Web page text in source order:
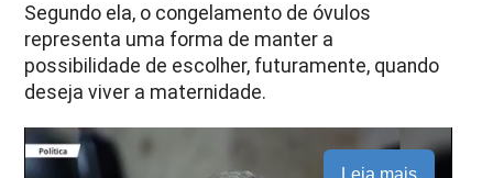
Segundo ela, o congelamento de óvulos
representa uma forma de manter a
possibilidade de escolher, futuramente, quando
deseja viver a maternidade.
Leia mais